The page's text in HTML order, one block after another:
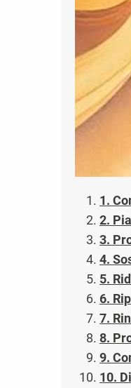
1.
2.
3.
4.
5.
6.
7.
8.
9.
10.